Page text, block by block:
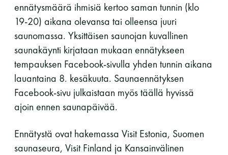
Saunatalo on avoinna
myös helatorstaina
-Naisten päivät ovat maanantai ja
torstai
ennätysmäärä ihmisiä kertoo saman tunnin (klo
19-20) aikana olevansa tai olleensa juuri
saunomassa. Yksittäisen saunojan kuvallinen
saunakäynti kirjataan mukaan ennätykseen
tempauksen Facebook-sivulla yhden tunnin aikana
lauantaina 8. kesäkuuta. Saunaennätyksen
Facebook-sivu julkaistaan myös täällä hyvissä
ajoin ennen saunapäivää.
Ennätystä ovat hakemassa Visit Estonia, Suomen
saunaseura, Visit Finland ja Kansainvälinen